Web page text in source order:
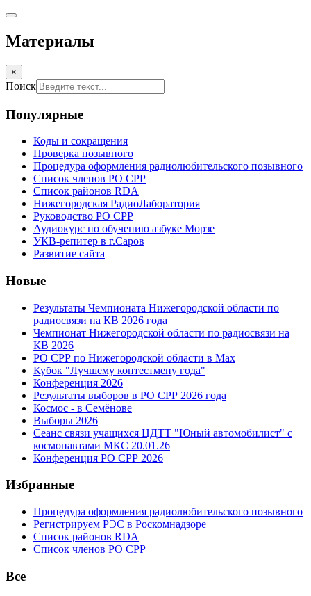
Материалы
×
Поиск
Популярные
Коды и сокращения
Проверка позывного
Процедура оформления радиолюбительского позывного
Список членов РО СРР
Список районов RDA
Нижегородская РадиоЛаборатория
Руководство РО СРР
Аудиокурс по обучению азбуке Морзе
УКВ-репитер в г.Саров
Развитие сайта
Новые
Результаты Чемпионата Нижегородской области по
радиосвязи на КВ 2026 года
Чемпионат Нижегородской области по радиосвязи на
КВ 2026
РО СРР по Нижегородской области в Max
Кубок "Лучшему контестмену года"
Конференция 2026
Результаты выборов в РО СРР 2026 года
Космос - в Семёнове
Выборы 2026
Сеанс связи учащихся ЦДТТ "Юный автомобилист" с
космонавтами МКС 20.01.26
Конференция РО СРР 2026
Избранные
Процедура оформления радиолюбительского позывного
Регистрируем РЭС в Роскомнадзоре
Список районов RDA
Список членов РО СРР
Все